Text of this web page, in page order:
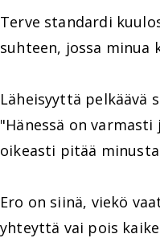
Terve standardi
suhteen, jossa minua
Läheisyyttä pelkäävä
"Hänessä on
oikeasti pitää
Ero on siinä, viekö
yhteyttä vai pois